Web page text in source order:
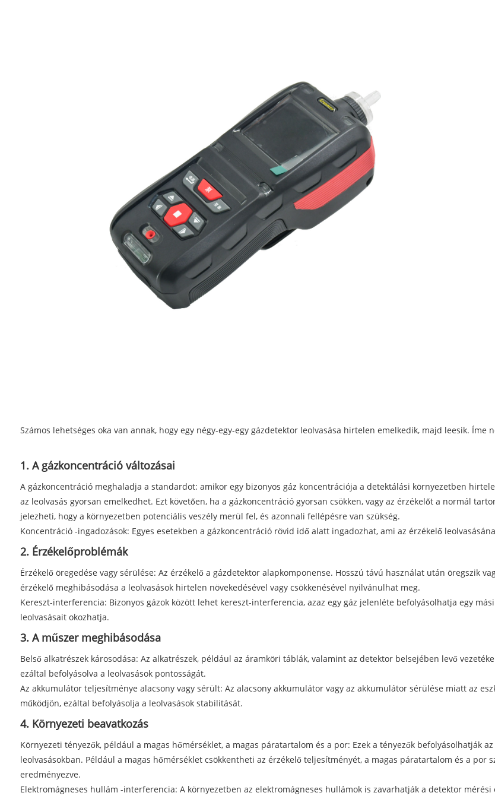
Számos lehetséges oka van annak, hogy egy négy-egy-egy gázdetektor leolvasása hirtelen emelkedik, majd leesik. Íme
1. A gázkoncentráció változásai
A gázkoncentráció meghaladja a standardot: amikor egy bizonyos gáz koncentrációja a detektálási környezetben
az leolvasás gyorsan emelkedhet. Ezt követően, ha a gázkoncentráció gyorsan csökken, vagy az érzékelőt a normál
jelezheti, hogy a környezetben potenciális veszély merül fel, és azonnali fellépésre van szükség.
Koncentráció -ingadozások: Egyes esetekben a gázkoncentráció rövid idő alatt ingadozhat, ami az érzékelő
2. Érzékelőproblémák
Érzékelő öregedése vagy sérülése: Az érzékelő a gázdetektor alapkomponense. Hosszú távú használat után öregszik
érzékelő meghibásodása a leolvasások hirtelen növekedésével vagy csökkenésével nyilvánulhat meg.
Kereszt-interferencia: Bizonyos gázok között lehet kereszt-interferencia, azaz egy gáz jelenléte befolyásolhatja egy
leolvasásait okozhatja.
3. A műszer meghibásodása
Belső alkatrészek károsodása: Az alkatrészek, például az áramköri táblák, valamint az detektor belsejében levő
ezáltal befolyásolva a leolvasások pontosságát.
Az akkumulátor teljesítménye alacsony vagy sérült: Az alacsony akkumulátor vagy az akkumulátor sérülése miatt az
működjön, ezáltal befolyásolja a leolvasások stabilitását.
4. Környezeti beavatkozás
Környezeti tényezők, például a magas hőmérséklet, a magas páratartalom és a por: Ezek a tényezők befolyásolhatják
leolvasásokban. Például a magas hőmérséklet csökkentheti az érzékelő teljesítményét, a magas páratartalom és a
eredményezve.
Elektromágneses hullám -interferencia: A környezetben az elektromágneses hullámok is zavarhatják a detektor